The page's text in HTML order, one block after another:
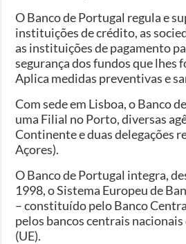
O Banco de Portugal regula e
instituições de crédito, as
as instituições de pagamento
segurança dos fundos que lhes
Aplica medidas preventivas e
Com sede em Lisboa, o Banco
uma Filial no Porto, diversas
Continente e duas delegações
Açores).
O Banco de Portugal integra,
1998, o Sistema Europeu de
– constituído pelo Banco
pelos bancos centrais
(UE).